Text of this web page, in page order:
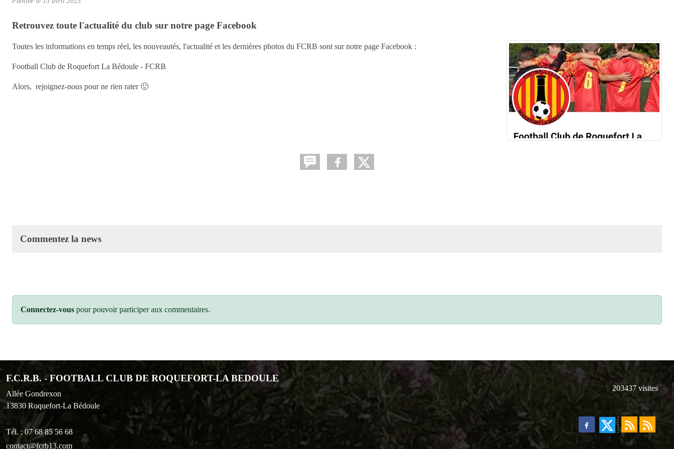
Retrouvez toute l'actualité du club sur notre page Facebook
Toutes les informations en temps réel, les nouveautés, l'actualité et les dernières photos du FCRB sont sur notre page Facebook :
Football Club de Roquefort La Bédoule - FCRB
Alors, rejoignez-nous pour ne rien rater 🙂
Commentez la news
Connectez-vous pour pouvoir participer aux commentaires.
F.C.R.B. - FOOTBALL CLUB DE ROQUEFORT-LA BEDOULE
Allée Gondrexon
13830 Roquefort-La Bédoule
Tél. : 07 68 85 56 68
contact@fcrb13.com
203437 visites